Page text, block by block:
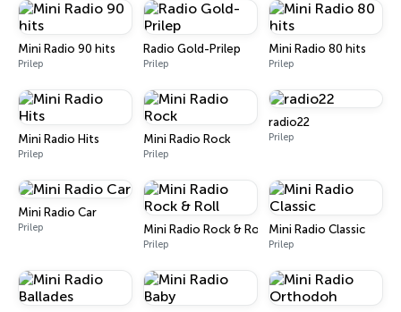
Mini Radio 90 hits
Prilep
Radio Gold-Prilep
Prilep
Mini Radio 80 hits
Prilep
Mini Radio Hits
Prilep
Mini Radio Rock
Prilep
radio22
Prilep
Mini Radio Car
Prilep Mini Radio Rock & Roll
Prilep
Mini Radio Classic
Prilep